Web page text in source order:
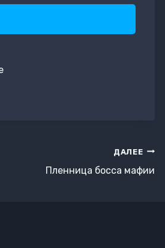
ДАЛЕЕ
Пленница босса мафии